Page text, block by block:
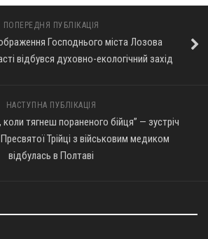
ПОПЕРЕДНЯ ПУБЛІКАЦІЯ
Господнього міста Лозова
відбувся духовно-екологічний захід
НАСТУПНА ПУБЛІКАЦІЯ
тягнеш пораненого бійця” — зустріч
Трійці з військовим медиком
відбулась в Полтаві